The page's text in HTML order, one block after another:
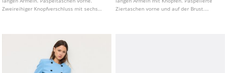
Zweireihiger Knopfverschluss mit sechs
Ziertaschen vorne und auf der Brust.